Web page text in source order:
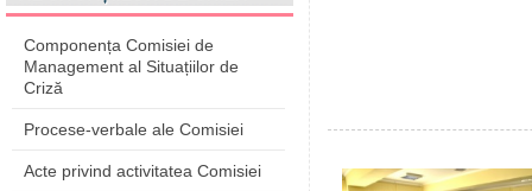
Componența Comisiei de
Management al Situațiilor de
Criză
Procese-verbale ale Comisiei
Acte privind activitatea Comisiei